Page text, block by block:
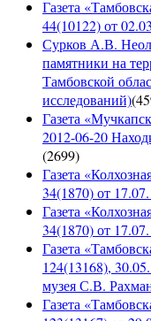
Газета
44(10122) от
Сурков А.В.
памятники на
Тамбовской
исследований)(
Газета
2012-06-20
(2699)
Газета
34(1870) от
Газета
34(1870) от
Газета
124(13168),
музея С.В.
Газета